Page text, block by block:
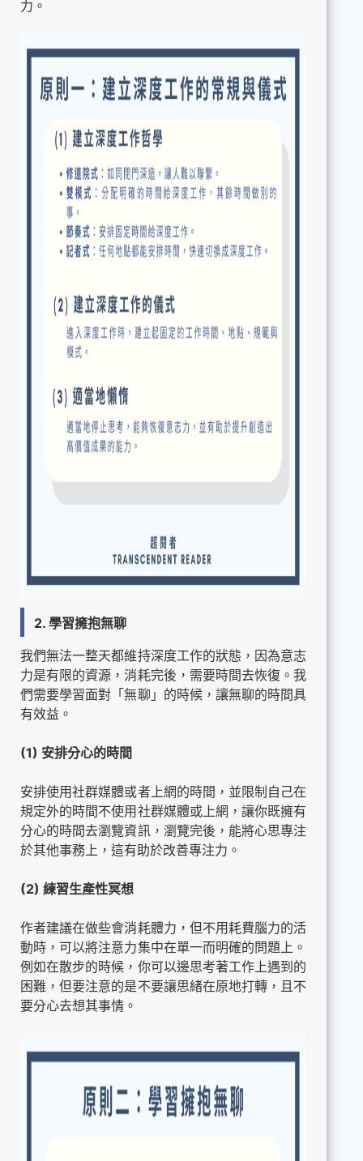
力。
2. 學習擁抱無聊
我們無法一整天都維持深度工作的狀態，因為意志
力是有限的資源，消耗完後，需要時間去恢復。我
們需要學習面對「無聊」的時候，讓無聊的時間具
有效益。
(1) 安排分心的時間
安排使用社群媒體或者上網的時間，並限制自己在
規定外的時間不使用社群媒體或上網，讓你既擁有
分心的時間去瀏覽資訊，瀏覽完後，能將心思專注
於其他事務上，這有助於改善專注力。
(2) 練習生產性冥想
作者建議在做些會消耗體力，但不用耗費腦力的活
動時，可以將注意力集中在單一而明確的問題上。
例如在散步的時候，你可以邊思考著工作上遇到的
困難，但要注意的是不要讓思緒在原地打轉，且不
要分心去想其事情。